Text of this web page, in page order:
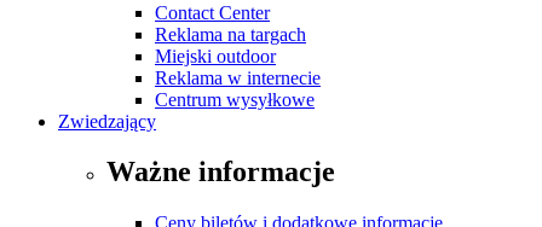
Contact Center
Reklama na targach
Miejski outdoor
Reklama w internecie
Centrum wysyłkowe
Zwiedzający
Ważne informacje